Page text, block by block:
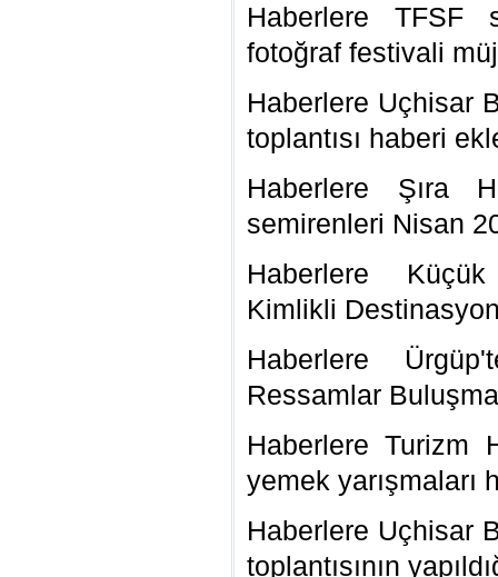
Haberlere TFSF
fotoğraf festivali
Haberlere Uçhisar
toplantısı haberi
Haberlere Şıra
semirenleri Nisan
Haberlere
Kimlikli
Haberlere
Ressamlar
Haberlere Turizm
yemek yarışmaları
Haberlere Uçhisar
toplantısının